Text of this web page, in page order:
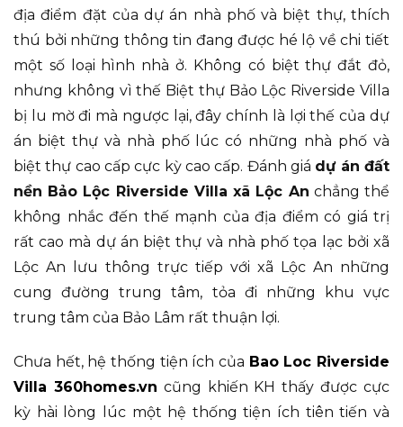
địa điểm đặt của dự án nhà phố và biệt thự, thích
thú bởi những thông tin đang được hé lộ về chi tiết
một số loại hình nhà ở. Không có biệt thự đắt đỏ,
nhưng không vì thế Biệt thự Bảo Lộc Riverside Villa
bị lu mờ đi mà ngược lại, đây chính là lợi thế của dự
án biệt thự và nhà phố lúc có những nhà phố và
biệt thự cao cấp cực kỳ cao cấp. Đánh giá dự án đất
nền Bảo Lộc Riverside Villa xã Lộc An chẳng thể
không nhắc đến thế mạnh của địa điểm có giá trị
rất cao mà dự án biệt thự và nhà phố tọa lạc bởi xã
Lộc An lưu thông trực tiếp với xã Lộc An những
cung đường trung tâm, tỏa đi những khu vực
trung tâm của Bảo Lâm rất thuận lợi.
Chưa hết, hệ thống tiện ích của Bao Loc Riverside
Villa 360homes.vn cũng khiến KH thấy được cực
kỳ hài lòng lúc một hệ thống tiện ích tiên tiến và